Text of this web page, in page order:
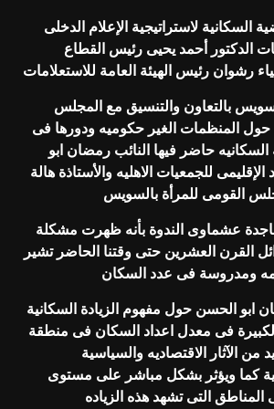
السكانية لاستراتيجية الإعلام الدخلى
بتوجيهات الدكتور أحمد يحيى رئيس القطاع
رشوان رئيس الهيئة العامة للاستعلامات
بالتعاون والتنسيق مع المجلس
حول المنظمات الغير حكوميه ودورها فى
حاضر فيها النائب رمضان ابو
للجمعيات الاهليه والأستاذة هالة
القومى للمرأة بالسويس
عشماوى الندوة بأنه ظهرت مشكلة
القرن العشرين حتى وقتنا الحاضر تشير
ومدروسة فى عدد السكان
ابو الحسن حول مفهوم الزيادة السكانية
فى معدل اعداد السكان فى منطقة
من الآثار الاقتصاديه والسياسية
كما ويؤثر بشكل مباشر على مستوى
التى تشهد هذه الزياده